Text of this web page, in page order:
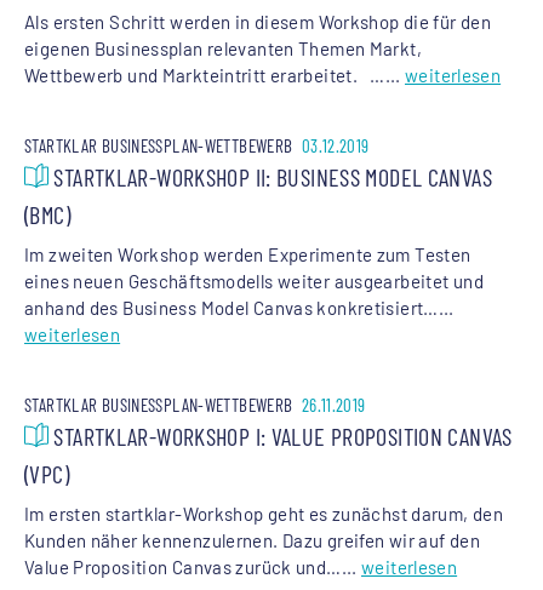
Als ersten Schritt werden in diesem Workshop die für den
eigenen Businessplan relevanten Themen Markt,
Wettbewerb und Markteintritt erarbeitet. …... weiterlesen
STARTKLAR BUSINESSPLAN-WETTBEWERB 03.12.2019
STARTKLAR-WORKSHOP II: BUSINESS MODEL CANVAS
(BMC)
Im zweiten Workshop werden Experimente zum Testen
eines neuen Geschäftsmodells weiter ausgearbeitet und
anhand des Business Model Canvas konkretisiert…...
weiterlesen
STARTKLAR BUSINESSPLAN-WETTBEWERB 26.11.2019
STARTKLAR-WORKSHOP I: VALUE PROPOSITION CANVAS
(VPC)
Im ersten startklar-Workshop geht es zunächst darum, den
Kunden näher kennenzulernen. Dazu greifen wir auf den
Value Proposition Canvas zurück und…... weiterlesen